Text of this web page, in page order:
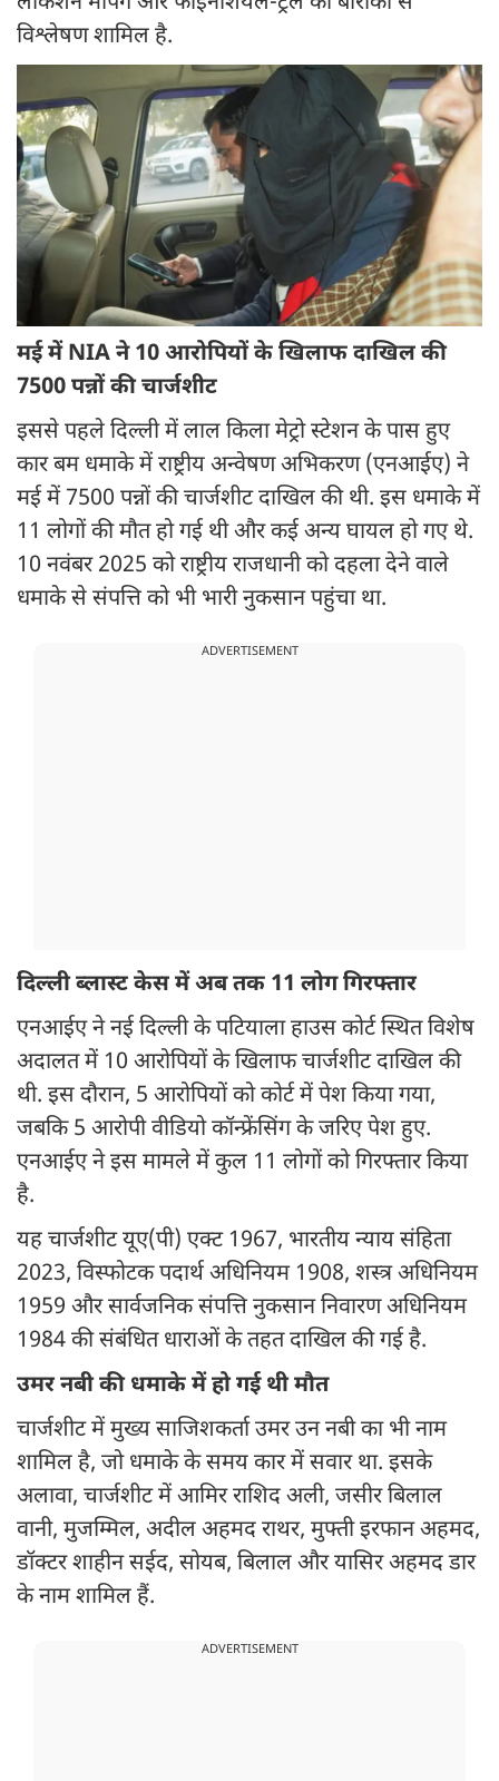
विश्लेषण शामिल है.
मई में NIA ने 10 आरोपियों के खिलाफ दाखिल की
7500 पन्नों की चार्जशीट
इससे पहले दिल्ली में लाल किला मेट्रो स्टेशन के पास हुए
कार बम धमाके में राष्ट्रीय अन्वेषण अभिकरण (एनआईए) ने
मई में 7500 पन्नों की चार्जशीट दाखिल की थी. इस धमाके में
11 लोगों की मौत हो गई थी और कई अन्य घायल हो गए थे.
10 नवंबर 2025 को राष्ट्रीय राजधानी को दहला देने वाले
धमाके से संपत्ति को भी भारी नुकसान पहुंचा था.
ADVERTISEMENT
दिल्ली ब्लास्ट केस में अब तक 11 लोग गिरफ्तार
एनआईए ने नई दिल्ली के पटियाला हाउस कोर्ट स्थित विशेष
अदालत में 10 आरोपियों के खिलाफ चार्जशीट दाखिल की
थी. इस दौरान, 5 आरोपियों को कोर्ट में पेश किया गया,
जबकि 5 आरोपी वीडियो कॉन्फ्रेंसिंग के जरिए पेश हुए.
एनआईए ने इस मामले में कुल 11 लोगों को गिरफ्तार किया
है.
यह चार्जशीट यूए(पी) एक्ट 1967, भारतीय न्याय संहिता
2023, विस्फोटक पदार्थ अधिनियम 1908, शस्त्र अधिनियम
1959 और सार्वजनिक संपत्ति नुकसान निवारण अधिनियम
1984 की संबंधित धाराओं के तहत दाखिल की गई है.
उमर नबी की धमाके में हो गई थी मौत
चार्जशीट में मुख्य साजिशकर्ता उमर उन नबी का भी नाम
शामिल है, जो धमाके के समय कार में सवार था. इसके
अलावा, चार्जशीट में आमिर राशिद अली, जसीर बिलाल
वानी, मुजम्मिल, अदील अहमद राथर, मुफ्ती इरफान अहमद,
डॉक्टर शाहीन सईद, सोयब, बिलाल और यासिर अहमद डार
के नाम शामिल हैं.
ADVERTISEMENT